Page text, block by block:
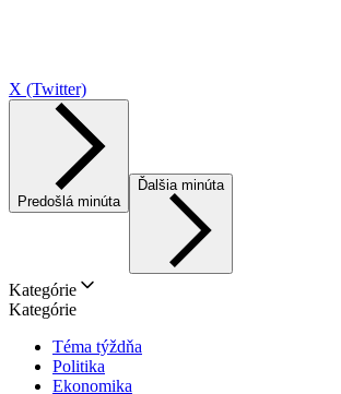
X (Twitter)
Predošlá minúta
Ďalšia minúta
Kategórie
Kategórie
Téma týždňa
Politika
Ekonomika